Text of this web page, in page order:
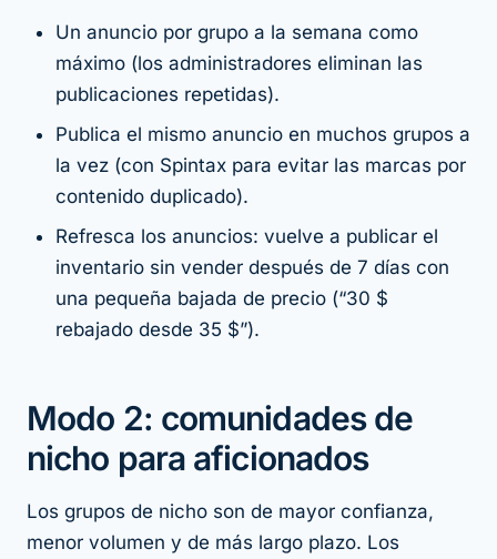
Un anuncio por grupo a la semana como
máximo (los administradores eliminan las
publicaciones repetidas).
Publica el mismo anuncio en muchos grupos a
la vez (con Spintax para evitar las marcas por
contenido duplicado).
Refresca los anuncios: vuelve a publicar el
inventario sin vender después de 7 días con
una pequeña bajada de precio (“30 $
rebajado desde 35 $”).
Modo 2: comunidades de
nicho para aficionados
Los grupos de nicho son de mayor confianza,
menor volumen y de más largo plazo. Los